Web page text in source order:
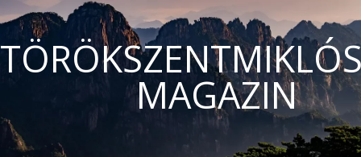
MAGAZIN